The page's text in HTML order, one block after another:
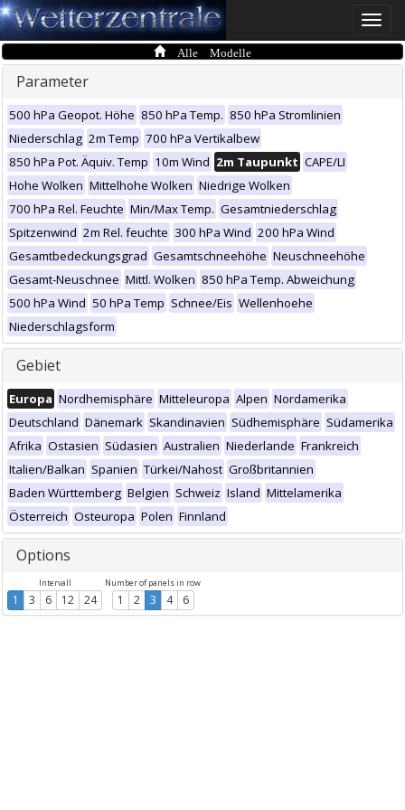
Toggle
Alle Modelle
Parameter
500 hPa Geopot. Höhe 850 hPa Temp. 850 hPa Stromlinien
Niederschlag 2m Temp 700 hPa Vertikalbew
850 hPa Pot. Äquiv. Temp 10m Wind 2m Taupunkt CAPE/LI
Hohe Wolken Mittelhohe Wolken Niedrige Wolken
700 hPa Rel. Feuchte Min/Max Temp. Gesamtniederschlag
Spitzenwind 2m Rel. feuchte 300 hPa Wind 200 hPa Wind
Gesamtbedeckungsgrad Gesamtschneehöhe Neuschneehöhe
Gesamt-Neuschnee Mittl. Wolken 850 hPa Temp. Abweichung
500 hPa Wind 50 hPa Temp Schnee/Eis Wellenhoehe
Niederschlagsform
Gebiet
Europa Nordhemisphäre Mitteleuropa Alpen Nordamerika
Deutschland Dänemark Skandinavien Südhemisphäre Südamerika
Afrika Ostasien Südasien Australien Niederlande Frankreich
Italien/Balkan Spanien Türkei/Nahost Großbritannien
Baden Württemberg Belgien Schweiz Island Mittelamerika
Österreich Osteuropa Polen Finnland
Options
Intervall
1 3 6 12 24
Number of panels in row
1 2 3 4 6